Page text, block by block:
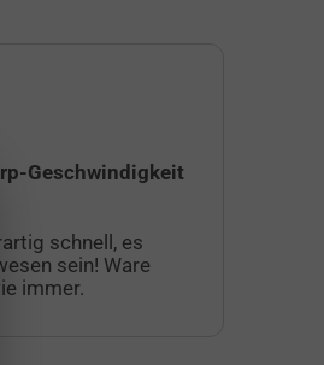
Geschwindigkeit
schnell, es
sein! Ware
immer.